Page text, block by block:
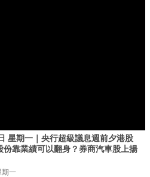
星期一｜央行超級議息週前夕港股
靠業績可以翻身？券商汽車股上揚
期一